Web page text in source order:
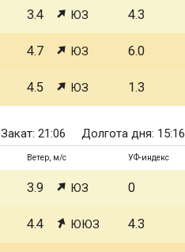
3.4 ЮЗ 4.3
4.7 ЮЗ 6.0
4.5 ЮЗ 1.3
Закат: 21:06 Долгота дня: 15:16
Ветер, м/с УФ-индекс
3.9 ЮЗ 0
4.4 ЮЮЗ 4.3